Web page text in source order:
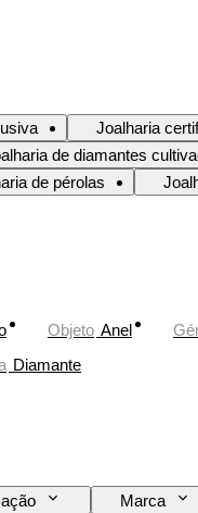
Joalharia
de diamantes
de pérolas
Objeto Anel
Diamante
Marca